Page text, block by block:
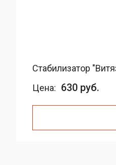
Стабилизатор
Цена: 630 руб.